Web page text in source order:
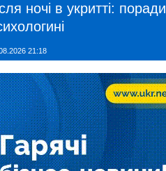
ночі в укритті: поради
21:18